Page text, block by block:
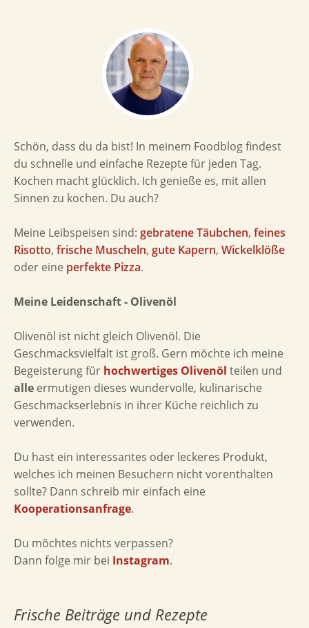
Schön, dass du da bist! In meinem Foodblog findest
du schnelle und einfache Rezepte für jeden Tag.
Kochen macht glücklich. Ich genieße es, mit allen
Sinnen zu kochen. Du auch?
Meine Leibspeisen sind: gebratene Täubchen, feines
Risotto, frische Muscheln, gute Kapern, Wickelklöße
oder eine perfekte Pizza.
Meine Leidenschaft - Olivenöl
Olivenöl ist nicht gleich Olivenöl. Die
Geschmacksvielfalt ist groß. Gern möchte ich meine
Begeisterung für hochwertiges Olivenöl teilen und
alle ermutigen dieses wundervolle, kulinarische
Geschmackserlebnis in ihrer Küche reichlich zu
verwenden.
Du hast ein interessantes oder leckeres Produkt,
welches ich meinen Besuchern nicht vorenthalten
sollte? Dann schreib mir einfach eine
Kooperationsanfrage.
Du möchtes nichts verpassen?
Dann folge mir bei Instagram.
Frische Beiträge und Rezepte